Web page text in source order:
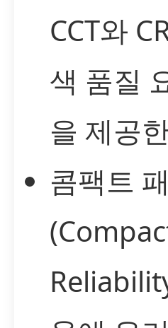
CCT와
색 품질
을 제공
콤팩트